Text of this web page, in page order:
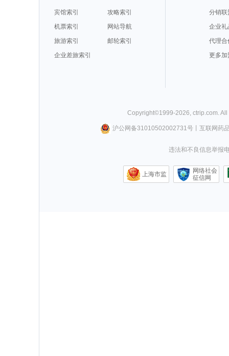
宾馆索引
攻略索引
机票索引
网站导航
旅游索引
邮轮索引
企业差旅索引
分销联
企业礼
代理合
更多加
Copyright©1999-2026, ctrip.com.
沪公网备31010502002731号丨 互联网药
违法和不良信息举报
上海市监
网络社会
征信网